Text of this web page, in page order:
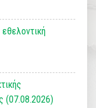
(07.08.2026)